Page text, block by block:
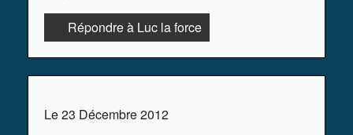
Répondre à Luc la force
Le 23 Décembre 2012